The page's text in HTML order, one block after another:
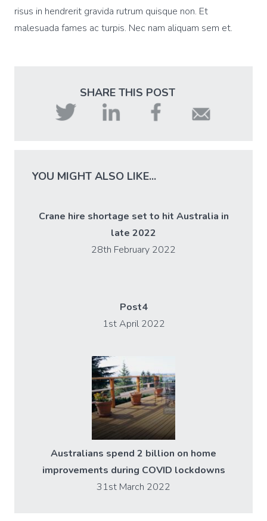
risus in hendrerit gravida rutrum quisque non. Et
malesuada fames ac turpis. Nec nam aliquam sem et.
SHARE THIS POST
YOU MIGHT ALSO LIKE...
Crane hire shortage set to hit Australia in
late 2022
28th February 2022
Post4
1st April 2022
Australians spend 2 billion on home
improvements during COVID lockdowns
31st March 2022